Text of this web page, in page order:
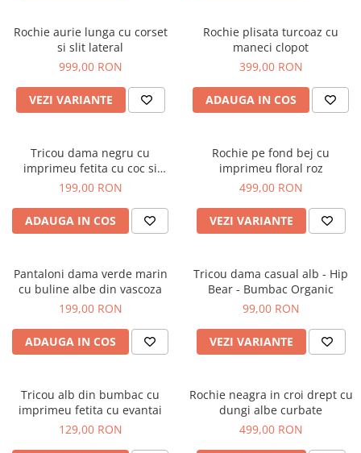
Rochie aurie lunga cu corset
si slit lateral
999,00 RON
VEZI VARIANTE
Rochie plisata turcoaz cu
maneci clopot
399,00 RON
ADAUGA IN COS
Tricou dama negru cu
imprimeu fetita cu coc si
ochelari albastrii
199,00 RON
ADAUGA IN COS
Rochie pe fond bej cu
imprimeu floral roz
499,00 RON
VEZI VARIANTE
Pantaloni dama verde marin
cu buline albe din vascoza
199,00 RON
ADAUGA IN COS
Tricou dama casual alb - Hip
Bear - Bumbac Organic
99,00 RON
VEZI VARIANTE
Tricou alb din bumbac cu
imprimeu fetita cu evantai
129,00 RON
Rochie neagra in croi drept cu
dungi albe curbate
499,00 RON